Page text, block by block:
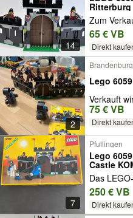
Nachrichten
Anzeige aufgeben
14
Ritterburg
Zum
65 € VB
Direkt
2
Lego
Verkauft
75 € VB
Direkt
7
Pfullingen
Lego
Castle
Das
250 € VB
Direkt